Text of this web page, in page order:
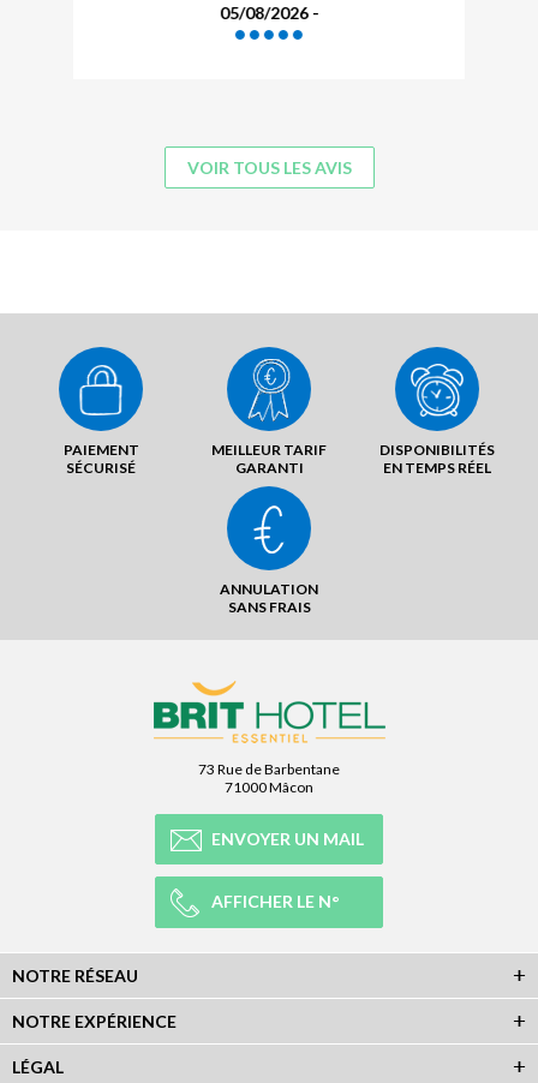
05/08/2026 -
VOIR TOUS LES AVIS
PAIEMENT
SÉCURISÉ
MEILLEUR TARIF
GARANTI
DISPONIBILITÉS
EN TEMPS RÉEL
ANNULATION
SANS FRAIS
73 Rue de Barbentane
71000 Mâcon
ENVOYER UN MAIL
AFFICHER LE N°
NOTRE RÉSEAU
NOTRE EXPÉRIENCE
LÉGAL